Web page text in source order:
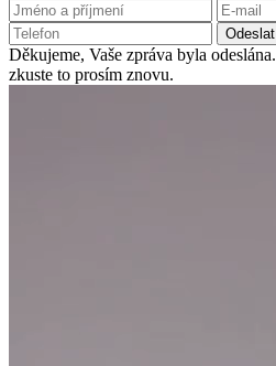
Odeslat
Děkujeme, Vaše zpráva byla odeslána.
zkuste to prosím znovu.